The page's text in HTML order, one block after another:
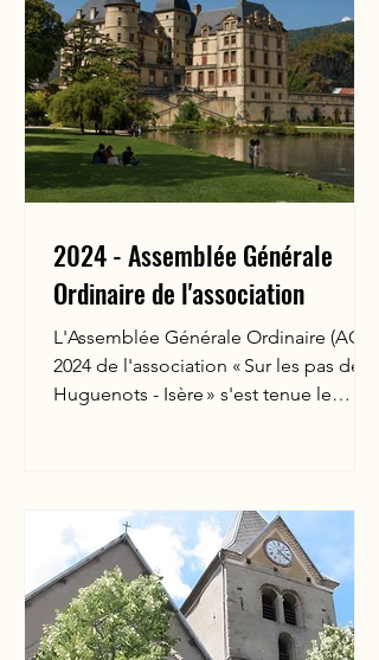
2024 - Assemblée Générale
Ordinaire de l'association
L'Assemblée Générale Ordinaire (AGO)
2024 de l'association « Sur les pas des
Huguenots - Isère » s'est tenue le